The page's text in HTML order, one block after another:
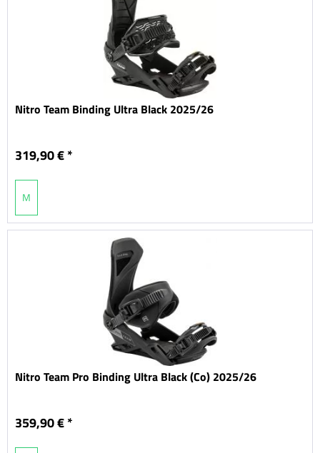
Nitro Team Binding Ultra Black 2025/26
319,90 € *
M
Nitro Team Pro Binding Ultra Black (Co) 2025/26
359,90 € *